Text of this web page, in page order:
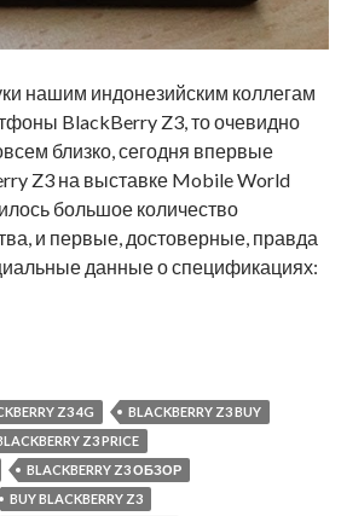
нашим индонезийским коллегам
BlackBerry Z3, то очевидно
близко, сегодня впервые
Z3 на выставке Mobile World
большое количество
и первые, достоверные, правда
данные о спецификациях:
Z3: спецификации и фотографии!
Z3 4G
BLACKBERRY Z3 BUY
Z3 PRICE
BLACKBERRY Z3 ОБЗОР
BUY BLACKBERRY Z3